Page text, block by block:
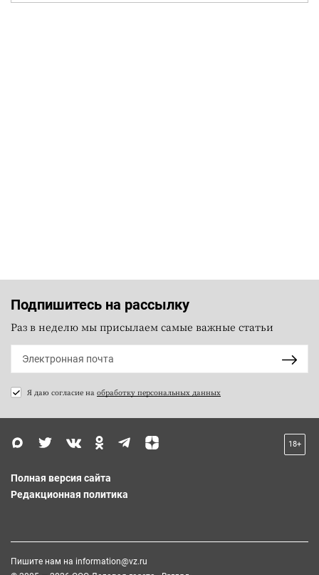
Подпишитесь на рассылку
Раз в неделю мы присылаем самые важные статьи
Я даю согласие на обработку персональных данных
18+
Полная версия сайта
Редакционная политика
Пишите нам на information@vz.ru